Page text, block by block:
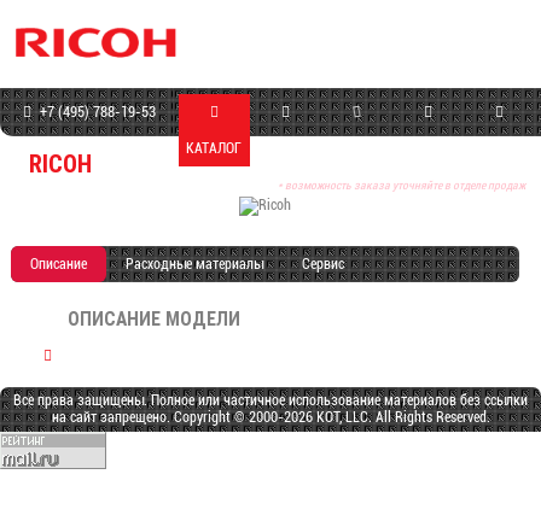
+7 (495) 788-19-53
КАТАЛОГ
RICOH
* возможность заказа уточняйте в отделе продаж
Описание Расходные материалы Сервис
ОПИСАНИЕ МОДЕЛИ
Все права защищены. Полное или частичное использование материалов без ссылки
на сайт запрещено. Copyright © 2000-2026 KOT, LLC. All Rights Reserved.